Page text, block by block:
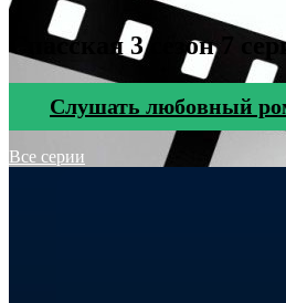
Спасская 3 сезон 7
Cлушать любовный
Все серии